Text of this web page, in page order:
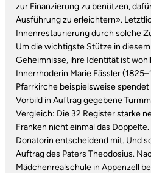
zur Finanzierung zu benützen,
Ausführung zu erleichtern».
Innenrestaurierung durch solche
Um die wichtigste Stütze in
Geheimnisse, ihre Identität ist
Innerrhoderin Marie Fässler
Pfarrkirche beispielsweise
Vorbild in Auftrag gegebene
Vergleich: Die 32 Register starke
Franken nicht einmal das
Donatorin entscheidend mit. Und
Auftrag des Paters Theodosius.
Mädchenrealschule in Appenzell